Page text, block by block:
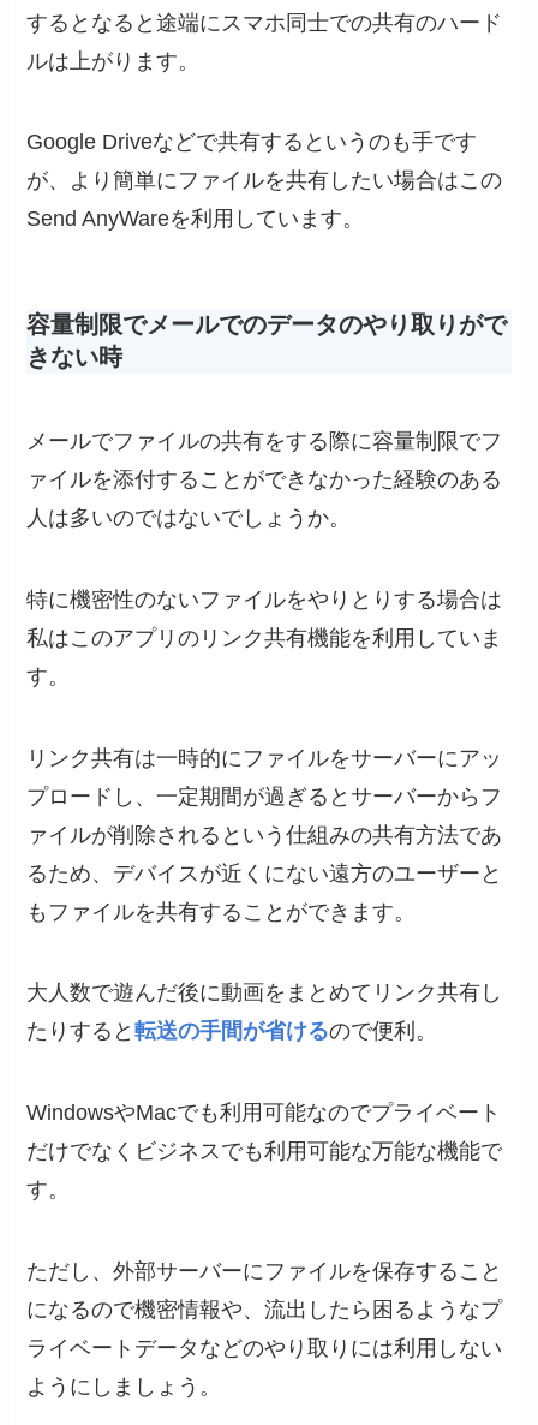
するとなると途端にスマホ同士での共有のハード
ルは上がります。
Google Driveなどで共有するというのも手です
が、より簡単にファイルを共有したい場合はこの
Send AnyWareを利用しています。
容量制限でメールでのデータのやり取りがで
きない時
メールでファイルの共有をする際に容量制限でフ
ァイルを添付することができなかった経験のある
人は多いのではないでしょうか。
特に機密性のないファイルをやりとりする場合は
私はこのアプリのリンク共有機能を利用していま
す。
リンク共有は一時的にファイルをサーバーにアッ
プロードし、一定期間が過ぎるとサーバーからフ
ァイルが削除されるという仕組みの共有方法であ
るため、デバイスが近くにない遠方のユーザーと
もファイルを共有することができます。
大人数で遊んだ後に動画をまとめてリンク共有し
たりすると転送の手間が省けるので便利。
WindowsやMacでも利用可能なのでプライベート
だけでなくビジネスでも利用可能な万能な機能で
す。
ただし、外部サーバーにファイルを保存すること
になるので機密情報や、流出したら困るようなプ
ライベートデータなどのやり取りには利用しない
ようにしましょう。